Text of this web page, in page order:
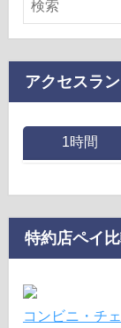
アクセスラ
1時間
特約店ペイ
コンビニ・チ